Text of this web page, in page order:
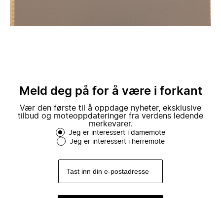
Meld deg på for å være i forkant
Vær den første til å oppdage nyheter, eksklusive
tilbud og moteoppdateringer fra verdens ledende
merkevarer.
Jeg er interessert i damemote
Jeg er interessert i herremote